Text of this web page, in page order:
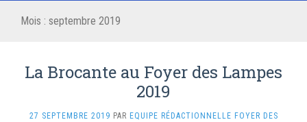
Mois : septembre 2019
La Brocante au Foyer des Lampes
2019
27 SEPTEMBRE 2019 PAR EQUIPE RÉDACTIONNELLE FOYER DES